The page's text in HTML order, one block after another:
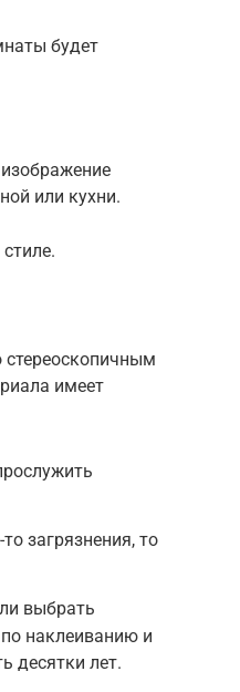
будет
или кухни.
стереоскопичным
имеет
загрязнения, то
выбрать
по наклеиванию и
десятки лет.